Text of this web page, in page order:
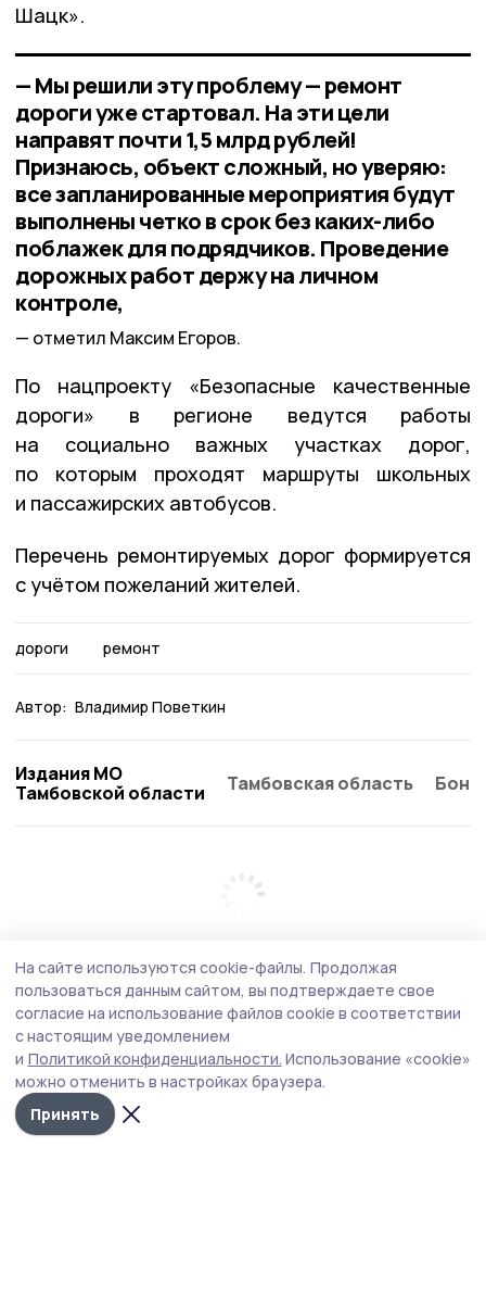
Шацк».
— Мы решили эту проблему — ремонт
дороги уже стартовал. На эти цели
направят почти 1,5 млрд рублей!
Признаюсь, объект сложный, но уверяю:
все запланированные мероприятия будут
выполнены четко в срок без каких-либо
поблажек для подрядчиков. Проведение
дорожных работ держу на личном
контроле,
отметил Максим Егоров.
По нацпроекту «Безопасные качественные
дороги» в регионе ведутся работы
на социально важных участках дорог,
по которым проходят маршруты школьных
и пассажирских автобусов.
Перечень ремонтируемых дорог формируется
с учётом пожеланий жителей.
дороги ремонт
Автор: Владимир Поветкин
Издания МО
Тамбовской области
Тамбовская область
На сайте используются cookie-файлы. Продолжая
пользоваться данным сайтом, вы подтверждаете свое
согласие на использование файлов cookie в соответствии
с настоящим уведомлением
и Политикой конфиденциальности. Использование «cookie»
можно отменить в настройках браузера.
Принять